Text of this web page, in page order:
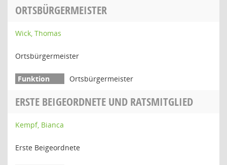
ORTSBÜRGERMEISTER
Wick, Thomas
Ortsbürgermeister
Ortsbürgermeister
ERSTE BEIGEORDNETE UND RATSMITGLIED
Kempf, Bianca
Erste Beigeordnete